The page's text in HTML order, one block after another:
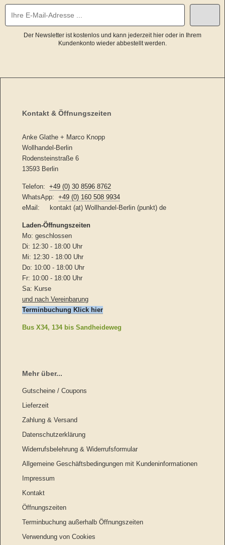
Der Newsletter ist kostenlos und kann jederzeit hier oder in Ihrem
Kundenkonto wieder abbestellt werden.
Kontakt & Öffnungszeiten
Anke Glathe + Marco Knopp
Wollhandel-Berlin
Rodensteinstraße 6
13593 Berlin
Telefon: +49 (0) 30 8596 8762
WhatsApp: +49 (0) 160 508 9934
eMail: kontakt (at) Wollhandel-Berlin (punkt) de
Laden-Öffnungszeiten
Mo: geschlossen
Di: 12:30 - 18:00 Uhr
Mi: 12:30 - 18:00 Uhr
Do: 10:00 - 18:00 Uhr
Fr: 10:00 - 18:00 Uhr
Sa: Kurse
und nach Vereinbarung
Terminbuchung Klick hier
Bus X34, 134 bis Sandheideweg
Mehr über...
Gutscheine / Coupons
Lieferzeit
Zahlung & Versand
Datenschutzerklärung
Widerrufsbelehrung & Widerrufsformular
Allgemeine Geschäftsbedingungen mit Kundeninformationen
Impressum
Kontakt
Öffnungszeiten
Terminbuchung außerhalb Öffnungszeiten
Verwendung von Cookies